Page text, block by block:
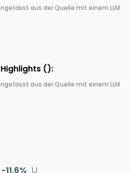
aus der Quelle mit einem LLM
():
aus der Quelle mit einem LLM
-11.6% 1J